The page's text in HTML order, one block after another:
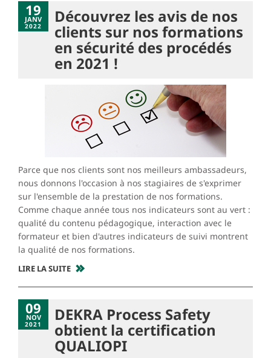
19
JANV
2022 Découvrez les avis de nos
clients sur nos formations
en sécurité des procédés
en 2021 !
Parce que nos clients sont nos meilleurs ambassadeurs,
nous donnons l'occasion à nos stagiaires de s'exprimer
sur l'ensemble de la prestation de nos formations.
Comme chaque année tous nos indicateurs sont au vert :
qualité du contenu pédagogique, interaction avec le
formateur et bien d'autres indicateurs de suivi montrent
la qualité de nos formations.
LIRE LA SUITE
09
NOV
2021 DEKRA Process Safety
obtient la certification
QUALIOPI